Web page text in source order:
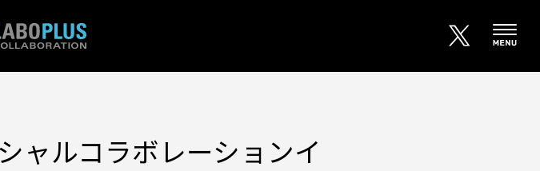
ャルコラボレーションイ